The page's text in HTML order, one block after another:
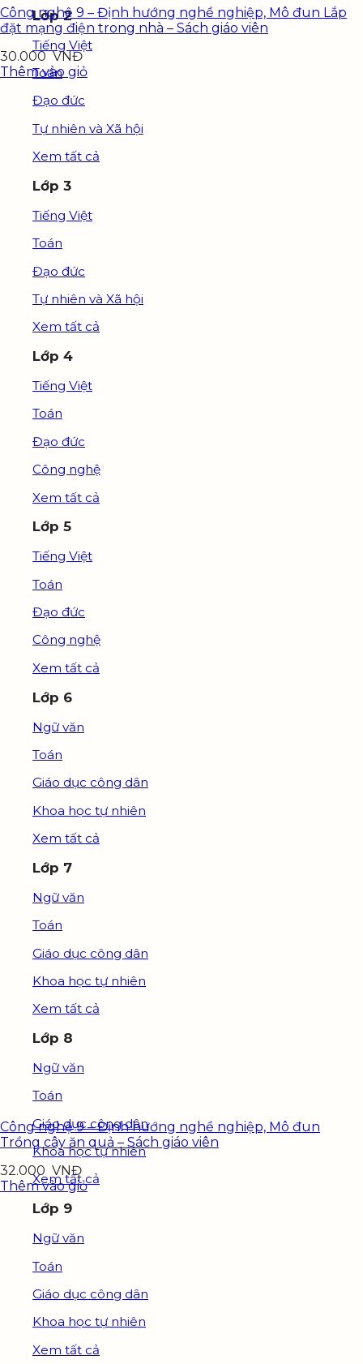
Lớp 2
Tiếng Việt
Toán
Đạo đức
Tự nhiên và Xã hội
Xem tất cả
Lớp 3
Tiếng Việt
Toán
Đạo đức
Tự nhiên và Xã hội
Xem tất cả
Lớp 4
Tiếng Việt
Toán
Đạo đức
Công nghệ
Xem tất cả
Lớp 5
Tiếng Việt
Toán
Đạo đức
Công nghệ
Xem tất cả
Lớp 6
Ngữ văn
Toán
Giáo dục công dân
Khoa học tự nhiên
Xem tất cả
Lớp 7
Ngữ văn
Toán
Giáo dục công dân
Khoa học tự nhiên
Xem tất cả
Lớp 8
Ngữ văn
Toán
Giáo dục công dân
Khoa học tự nhiên
Xem tất cả
Lớp 9
Ngữ văn
Toán
Giáo dục công dân
Khoa học tự nhiên
Xem tất cả
Công nghệ 9 – Định hướng nghề nghiệp, Mô đun Lắp
đặt mạng điện trong nhà – Sách giáo viên
30.000VNĐ
Thêm vào giỏ
Công nghệ 9 – Định hướng nghề nghiệp, Mô đun
Trồng cây ăn quả – Sách giáo viên
32.000 VNĐ
Thêm vào giỏ